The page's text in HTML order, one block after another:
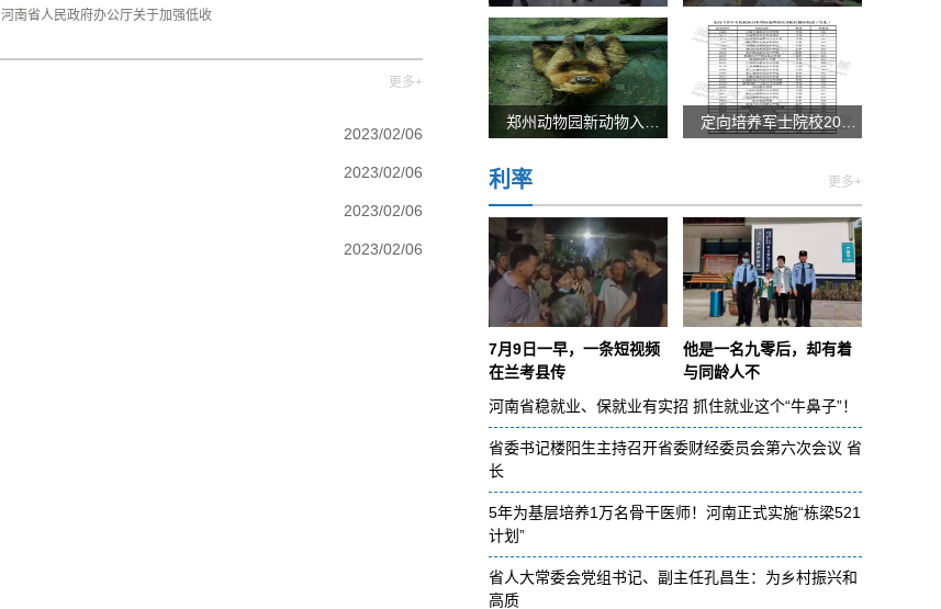
河南省人民政府办公厅关于加强低收
更多+
2023/02/06
2023/02/06
2023/02/06
2023/02/06
定向培养军士院校2022年在河南省招生体格检查控制分数线
利率 更多+
7月9日一早，一条短视频
在兰考县传
他是一名九零后，却有着
与同龄人不
河南省稳就业、保就业有实招 抓住就业这个“牛鼻子”！
省委书记楼阳生主持召开省委财经委员会第六次会议 省
长
5年为基层培养1万名骨干医师！河南正式实施“栋梁521
计划”
省人大常委会党组书记、副主任孔昌生：为乡村振兴和
高质